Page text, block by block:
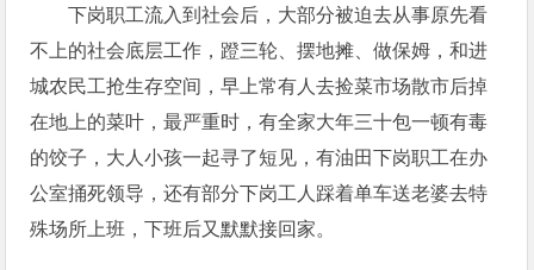
下岗职工流入到社会后，大部分被迫去从事原先看
不上的社会底层工作，蹬三轮、摆地摊、做保姆，和进
城农民工抢生存空间，早上常有人去捡菜市场散市后掉
在地上的菜叶，最严重时，有全家大年三十包一顿有毒
的饺子，大人小孩一起寻了短见，有油田下岗职工在办
公室捅死领导，还有部分下岗工人踩着单车送老婆去特
殊场所上班，下班后又默默接回家。